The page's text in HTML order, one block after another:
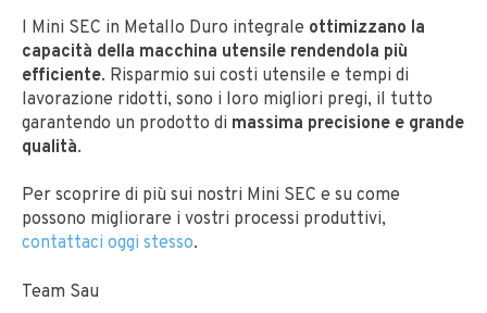
I Mini SEC in Metallo Duro integrale ottimizzano la
capacità della macchina utensile rendendola più
efficiente. Risparmio sui costi utensile e tempi di
lavorazione ridotti, sono i loro migliori pregi, il tutto
garantendo un prodotto di massima precisione e grande
qualità.
Per scoprire di più sui nostri Mini SEC e su come
possono migliorare i vostri processi produttivi,
contattaci oggi stesso.
Team Sau